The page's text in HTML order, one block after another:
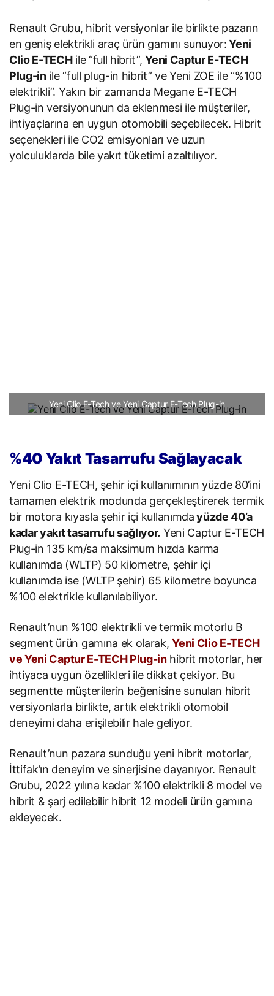
Renault Grubu, hibrit versiyonlar ile birlikte pazarın
en geniş elektrikli araç ürün gamını sunuyor:Yeni
Clio E-TECHile “full hibrit”,Yeni Captur E-TECH
Plug-inile “full plug-in hibrit” ve Yeni ZOE ile “%100
elektrikli”. Yakın bir zamanda Megane E-TECH
Plug-in versiyonunun da eklenmesi ile müşteriler,
ihtiyaçlarına en uygun otomobili seçebilecek. Hibrit
seçenekleri ile CO2 emisyonları ve uzun
yolculuklarda bile yakıt tüketimi azaltılıyor.
Yeni Clio E-Tech ve Yeni Captur E-Tech Plug-in
%40 Yakıt Tasarrufu Sağlayacak
Yeni Clio E-TECH, şehir içi kullanımının yüzde 80’ini
tamamen elektrik modunda gerçekleştirerek termik
bir motora kıyasla şehir içi kullanımdayüzde 40’a
kadar yakıt tasarrufu sağlıyor. Yeni Captur E-TECH
Plug-in 135 km/sa maksimum hızda karma
kullanımda (WLTP) 50 kilometre, şehir içi
kullanımda ise (WLTP şehir) 65 kilometre boyunca
%100 elektrikle kullanılabiliyor.
Renault’nun %100 elektrikli ve termik motorlu B
segment ürün gamına ek olarak,Yeni Clio E-TECH
ve Yeni Captur E-TECH Plug-inhibrit motorlar, her
ihtiyaca uygun özellikleri ile dikkat çekiyor. Bu
segmentte müşterilerin beğenisine sunulan hibrit
versiyonlarla birlikte, artık elektrikli otomobil
deneyimi daha erişilebilir hale geliyor.
Renault’nun pazara sunduğu yeni hibrit motorlar,
İttifak’ın deneyim ve sinerjisine dayanıyor. Renault
Grubu, 2022 yılına kadar %100 elektrikli 8 model ve
hibrit & şarj edilebilir hibrit 12 modeli ürün gamına
ekleyecek.